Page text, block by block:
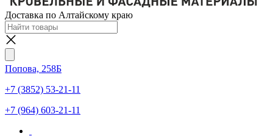
Доставка по Алтайскому краю
Попова, 258Б
+7 (3852) 53-21-11
+7 (964) 603-21-11